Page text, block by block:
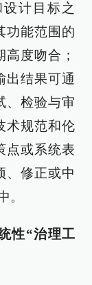
计目标之
功能范围的
度吻合；
出结果可通
、检验与审
术规范和伦
点或系统表
、修正或中
。
性“治理工